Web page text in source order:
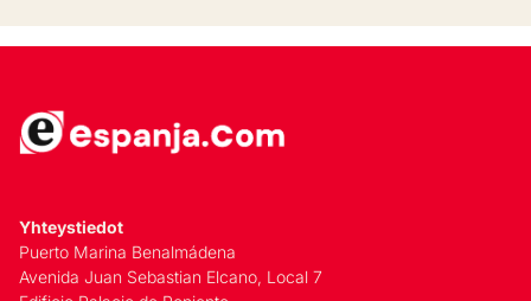
Yhteystiedot
Puerto Marina Benalmádena
Avenida Juan Sebastian Elcano, Local 7